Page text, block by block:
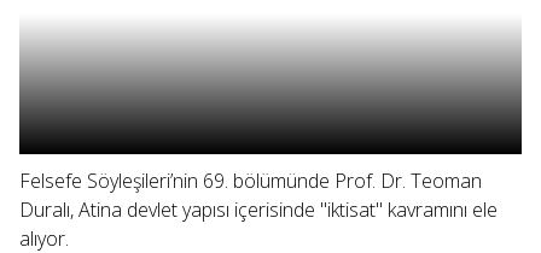
Felsefe Söyleşileri’nin 69. bölümünde Prof. Dr. Teoman
Duralı, Atina devlet yapısı içerisinde "iktisat" kavramını ele
alıyor.